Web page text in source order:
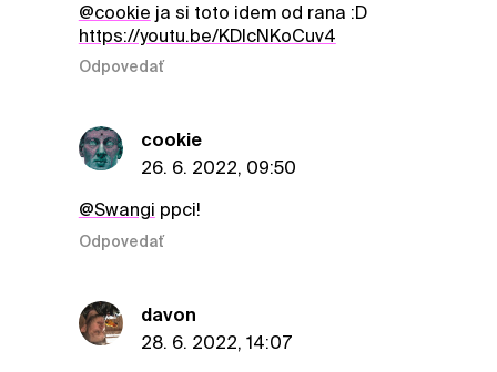
@cookie ja si toto idem od rana :D
https://youtu.be/KDIcNKoCuv4
Odpovedať
cookie
26. 6. 2022, 09:50
@Swangi ppci!
Odpovedať
davon
28. 6. 2022, 14:07